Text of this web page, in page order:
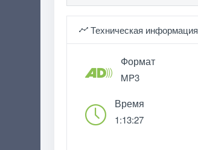
Техническая информация
Формат
MP3
Время
1:13:27